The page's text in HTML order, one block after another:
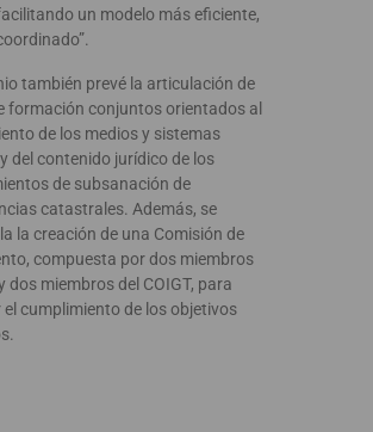
un modelo más eficiente,
también prevé la articulación de
formación conjuntos orientados al
de los medios y sistemas
del contenido jurídico de los
de subsanación de
catastrales. Además, se
la creación de una Comisión de
compuesta por dos miembros
dos miembros del COIGT, para
el cumplimiento de los objetivos